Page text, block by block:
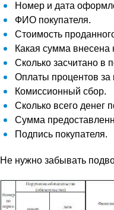
Номер и дата
ФИО покупателя.
Стоимость
Какая сумма
Сколько засчитано в
Оплаты процентов за
Комиссионный сбор.
Сколько всего денег
Сумма
Подпись покупателя.
Не нужно забывать